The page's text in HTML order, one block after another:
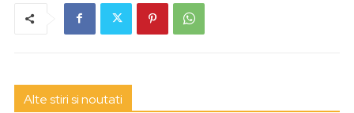
Alte stiri si noutati